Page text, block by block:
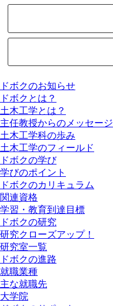
ドボクのお知らせ
ドボクとは？
土木工学とは？
主任教授からのメッセージ
土木工学科の歩み
土木工学のフィールド
ドボクの学び
学びのポイント
ドボクのカリキュラム
関連資格
学習・教育到達目標
ドボクの研究
研究クローズアップ！
研究室一覧
ドボクの進路
就職業種
主な就職先
大学院